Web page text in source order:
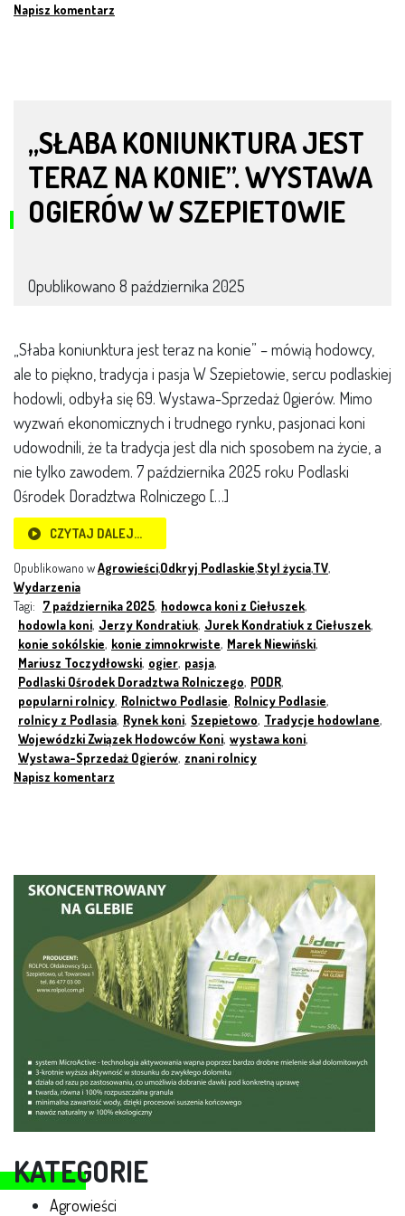
KATEGORIE
Agrowieści
Napisz komentarz
„SŁABA KONIUNKTURA JEST
TERAZ NA KONIE”. WYSTAWA
OGIERÓW W SZEPIETOWIE
Opublikowano 8 października 2025
„Słaba koniunktura jest teraz na konie” – mówią hodowcy,
ale to piękno, tradycja i pasja W Szepietowie, sercu podlaskiej
hodowli, odbyła się 69. Wystawa-Sprzedaż Ogierów. Mimo
wyzwań ekonomicznych i trudnego rynku, pasjonaci koni
udowodnili, że ta tradycja jest dla nich sposobem na życie, a
nie tylko zawodem. 7 października 2025 roku Podlaski
Ośrodek Doradztwa Rolniczego […]
CZYTAJ DALEJ…
Opublikowano wAgrowieści,Odkryj Podlaskie,Styl życia,TV,
Wydarzenia
Tagi: 7 października 2025, hodowca koni z Ciełuszek,
hodowla koni, Jerzy Kondratiuk, Jurek Kondratiuk z Ciełuszek,
konie sokólskie, konie zimnokrwiste, Marek Niewiński,
Mariusz Toczydłowski, ogier, pasja,
Podlaski Ośrodek Doradztwa Rolniczego, PODR,
popularni rolnicy, Rolnictwo Podlasie, Rolnicy Podlasie,
rolnicy z Podlasia, Rynek koni, Szepietowo, Tradycje hodowlane,
Wojewódzki Związek Hodowców Koni, wystawa koni,
Wystawa-Sprzedaż Ogierów, znani rolnicy
Napisz komentarz